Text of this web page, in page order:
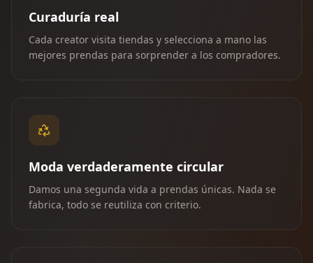
Curaduría real
Cada creator visita tiendas y selecciona a mano las
mejores prendas para sorprender a los compradores.
Moda verdaderamente circular
Damos una segunda vida a prendas únicas. Nada se
fabrica, todo se reutiliza con criterio.